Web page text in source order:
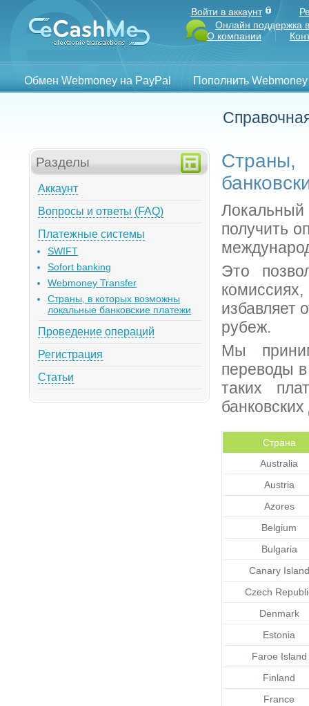
Войти в аккаунт
Онлайн поддержка
О компании
Обмен Webmoney на PayPal Пополнить Webmoney
Локальный
получить
Это
избавляет
рубеж.
Мы
переводы
таких
Страна
Australia
Austria
Azores
Belgium
Bulgaria
Canary Island
Czech
Denmark
Estonia
Faroe Island
Finland
France
Разделы
Аккаунт
Вопросы и ответы (FAQ)
Платежные системы
SWIFT
Sofort banking
Webmoney Transfer
Страны, в которых возможны
локальные банковские платежи
Проведение операций
Регистрация
Статьи